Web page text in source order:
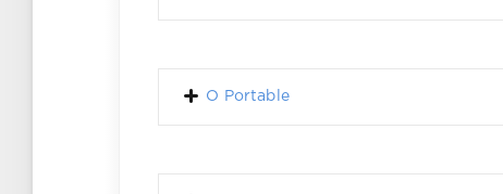
О Portable